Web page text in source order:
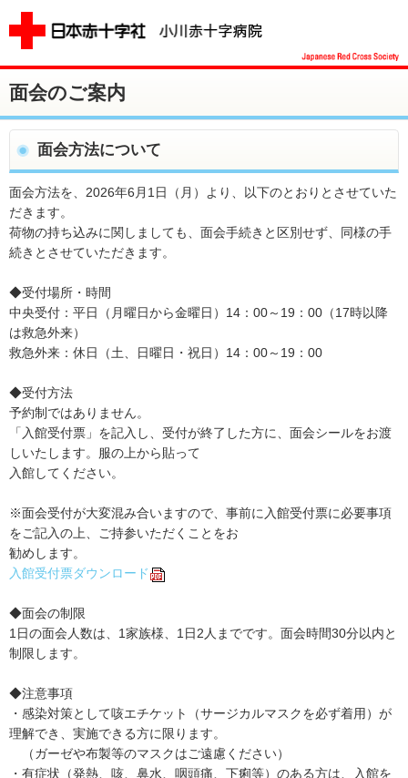
面会のご案内
面会方法について
面会方法を、2026年6月1日（月）より、以下のとおりとさせていた
だきます。
荷物の持ち込みに関しましても、面会手続きと区別せず、同様の手
続きとさせていただきます。
◆受付場所・時間
中央受付：平日（月曜日から金曜日）14：00～19：00（17時以降
は救急外来）
救急外来：休日（土、日曜日・祝日）14：00～19：00
◆受付方法
予約制ではありません。
「入館受付票」を記入し、受付が終了した方に、面会シールをお渡
しいたします。服の上から貼って
入館してください。
※面会受付が大変混み合いますので、事前に入館受付票に必要事項
をご記入の上、ご持参いただくことをお
勧めします。
入館受付票ダウンロード
◆面会の制限
1日の面会人数は、1家族様、1日2人までです。面会時間30分以内と
制限します。
◆注意事項
・感染対策として咳エチケット（サージカルマスクを必ず着用）が
理解でき、実施できる方に限ります。
（ガーゼや布製等のマスクはご遠慮ください）
・有症状（発熱、咳、鼻水、咽頭痛、下痢等）のある方は、入館を